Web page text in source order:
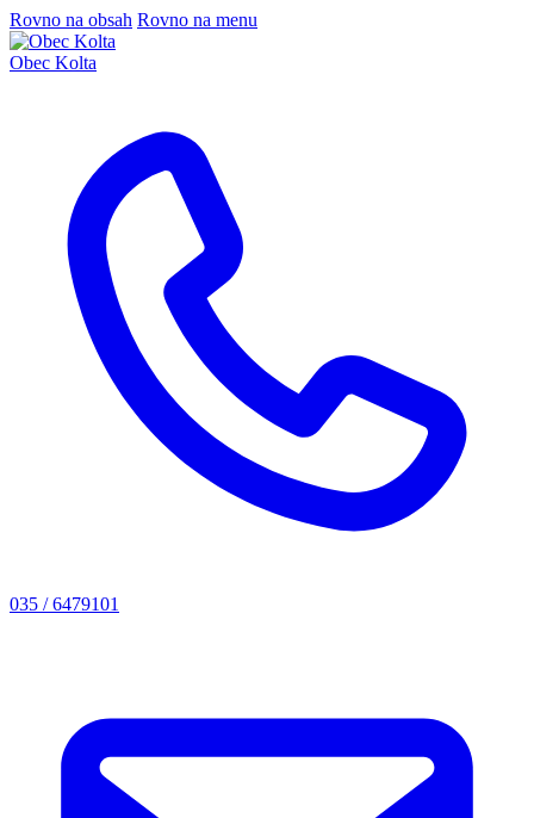
Rovno na obsah Rovno na menu
Obec Kolta
035 / 6479101